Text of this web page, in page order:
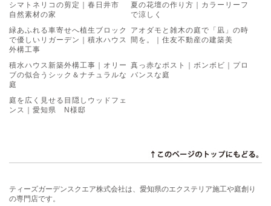
シマトネリコの剪定｜春日井市
自然素材の家
夏の花壇の作り方｜カラーリーフ
で涼しく
緑あふれる車寄せへ植生ブロック
で優しいリガーデン｜積水ハウス
外構工事
アオダモと雑木の庭で「凪」の時
間を。｜住友不動産の建築美
積水ハウス新築外構工事｜オリー
ブの似合うシック＆ナチュラルな
庭
真っ赤なポスト｜ボンボビ｜プロ
バンスな庭
庭を広く見せる目隠しウッドフェ
ンス｜愛知県 N様邸
ティーズガーデンスクエア株式会社は、愛知県のエクステリア施工や庭創り
の専門店です。